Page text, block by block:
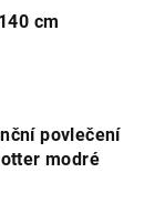
cm
povlečení
modré